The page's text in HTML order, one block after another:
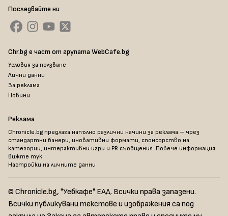
Последвайте ни
Chr.bg е част от групата WebCafe.bg
Условия за ползване
Лични данни
За реклама
Новини
Реклама
Chronicle.bg предлага напълно различни начини за реклама – чрез
стандартни банери, иновативни формати, спонсорство на
категории, интерактивни игри и PR съобщения. Повече информация
вижте тук.
Настройки на личните данни
© Chronicle.bg, "Уебкафе" ЕАД. Всички права запазени.
Всички публикувани текстове и изображения са под